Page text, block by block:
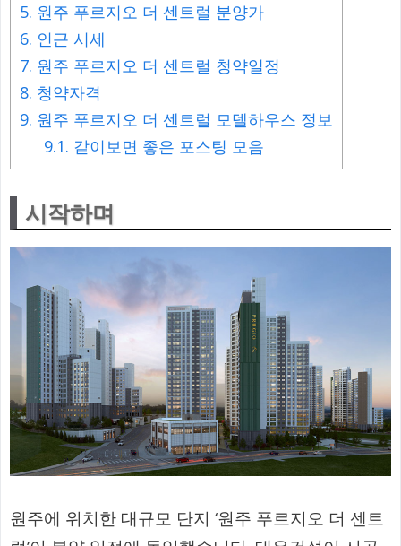
5. 원주 푸르지오 더 센트럴 분양가
6. 인근 시세
7. 원주 푸르지오 더 센트럴 청약일정
8. 청약자격
9. 원주 푸르지오 더 센트럴 모델하우스 정보
9.1. 같이보면 좋은 포스팅 모음
시작하며
원주에 위치한 대규모 단지 ‘원주 푸르지오 더 센트